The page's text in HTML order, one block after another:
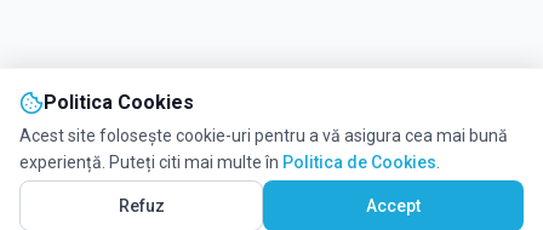
Politica Cookies
Acest site folosește cookie-uri pentru a vă asigura cea mai bună
experiență. Puteți citi mai multe în Politica de Cookies
Refuz Accept